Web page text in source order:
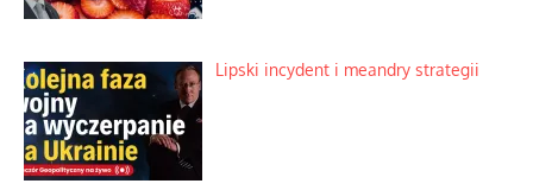
Lipski incydent i meandry strategii